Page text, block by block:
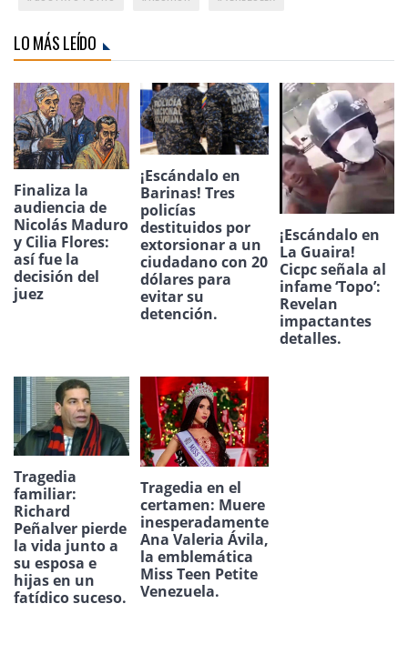
LO MÁS LEÍDO
Finaliza la
audiencia de
Nicolás Maduro
y Cilia Flores:
así fue la
decisión del
juez
¡Escándalo en
Barinas! Tres
policías
destituidos por
extorsionar a un
ciudadano con 20
dólares para
evitar su
detención.
¡Escándalo en
La Guaira!
Cicpc señala al
infame ‘Topo’:
Revelan
impactantes
detalles.
Tragedia
familiar:
Richard
Peñalver pierde
la vida junto a
su esposa e
hijas en un
fatídico suceso.
Tragedia en el
certamen: Muere
inesperadamente
Ana Valeria Ávila,
la emblemática
Miss Teen Petite
Venezuela.